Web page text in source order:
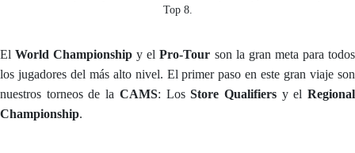
Top 8.
ElWorld Championship y elPro-Tour son la gran meta para todos
los jugadores del más alto nivel. El primer paso en este gran viaje son
nuestros torneos de la CAMS: LosStore Qualifiersy elRegional
Championship.